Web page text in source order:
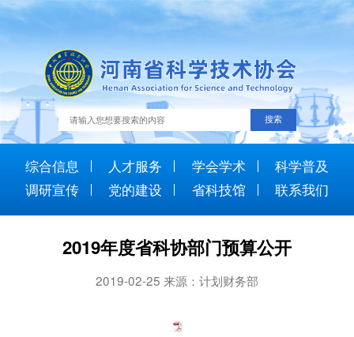
综合信息 人才服务 学会学术
科学普及
调研宣传
党的建设 省科技馆 联系我们
2019年度省科协部门预算公开
2019-02-25 来源：计划财务部